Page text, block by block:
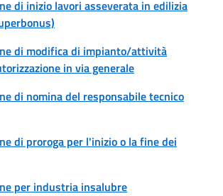
di inizio lavori asseverata in edilizia
di modifica di impianto/attività
in via generale
di nomina del responsabile tecnico
di proroga per l'inizio o la fine dei
per industria insalubre